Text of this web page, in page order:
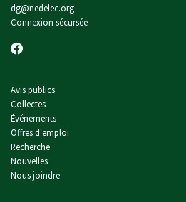
dg@nedelec.org
Connexion sécursée
Avis publics
Collectes
Événements
Offres d'emploi
Recherche
Nouvelles
Nous joindre